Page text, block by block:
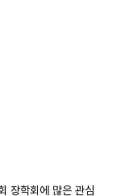
장학회에 많은 관심